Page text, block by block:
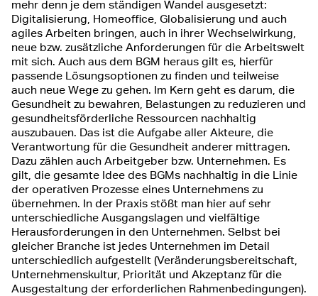
mehr denn je dem ständigen Wandel ausgesetzt:
Digitalisierung, Homeoffice, Globalisierung und auch
agiles Arbeiten bringen, auch in ihrer Wechselwirkung,
neue bzw. zusätzliche Anforderungen für die Arbeitswelt
mit sich. Auch aus dem BGM heraus gilt es, hierfür
passende Lösungsoptionen zu finden und teilweise
auch neue Wege zu gehen. Im Kern geht es darum, die
Gesundheit zu bewahren, Belastungen zu reduzieren und
gesundheitsförderliche Ressourcen nachhaltig
auszubauen. Das ist die Aufgabe aller Akteure, die
Verantwortung für die Gesundheit anderer mittragen.
Dazu zählen auch Arbeitgeber bzw. Unternehmen. Es
gilt, die gesamte Idee des BGMs nachhaltig in die Linie
der operativen Prozesse eines Unternehmens zu
übernehmen. In der Praxis stößt man hier auf sehr
unterschiedliche Ausgangslagen und vielfältige
Herausforderungen in den Unternehmen. Selbst bei
gleicher Branche ist jedes Unternehmen im Detail
unterschiedlich aufgestellt (Veränderungsbereitschaft,
Unternehmenskultur, Priorität und Akzeptanz für die
Ausgestaltung der erforderlichen Rahmenbedingungen).